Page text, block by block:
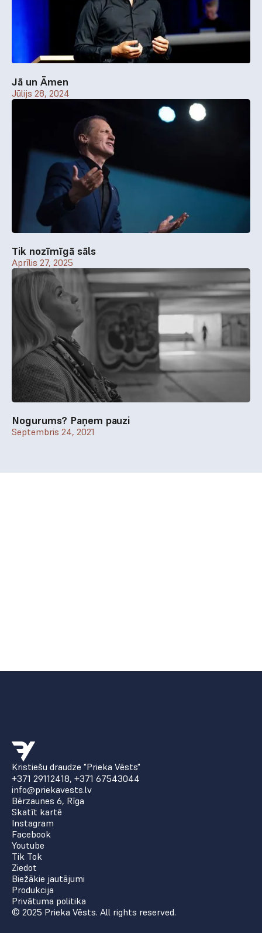
Jā un Āmen
Jūlijs 28, 2024
Tik nozīmīgā sāls
Aprīlis 27, 2025
Nogurums? Paņem pauzi
Septembris 24, 2021
Kristiešu draudze "Prieka Vēsts"
+371 29112418, +371 67543044
info@priekavests.lv
Bērzaunes 6, Rīga
Skatīt kartē
Instagram
Facebook
Youtube
Tik Tok
Ziedot
Biežākie jautājumi
Produkcija
Privātuma politika
© 2025 Prieka Vēsts. All rights reserved.